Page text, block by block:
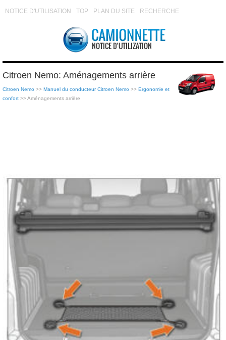
NOTICE D'UTILISATION TOP PLAN DU SITE RECHERCHE
Citroen Nemo: Aménagements arrière
Citroen Nemo >> Manuel du conducteur Citroen Nemo >> Ergonomie et
confort >> Aménagements arrière